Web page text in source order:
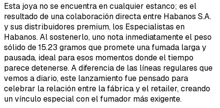
Esta joya no se encuentra en cualquier estanco; es el
resultado de una colaboración directa entre Habanos S.A.
y sus distribuidores premium, los Especialistas en
Habanos. Al sostenerlo, uno nota inmediatamente el peso
sólido de 15.23 gramos que promete una fumada larga y
pausada, ideal para esos momentos donde el tiempo
parece detenerse. A diferencia de las líneas regulares que
vemos a diario, este lanzamiento fue pensado para
celebrar la relación entre la fábrica y el retailer, creando
un vínculo especial con el fumador más exigente.